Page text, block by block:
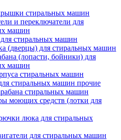
стиральных машин
и переключатели для
машин
стиральных машин
(дверцы) для стиральных машин
(лопасти, бойники) для
машин
стиральных машин
стиральных машин прочие
стиральных машин
моющих средств (лотки для
люка для стиральных
для стиральных машин